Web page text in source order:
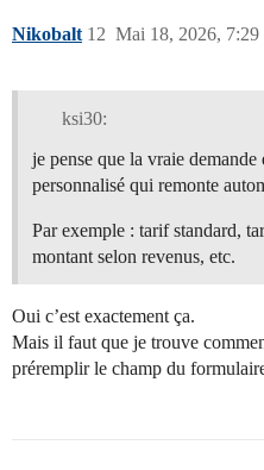
Nikobalt Mai 18, 2026, 7:29
12
ksi30:
je pense que la vraie
personnalisé qui remonte
Par exemple : tarif standard,
montant selon revenus, etc.
Oui c’est exactement ça.
Mais il faut que je trouve
préremplir le champ du